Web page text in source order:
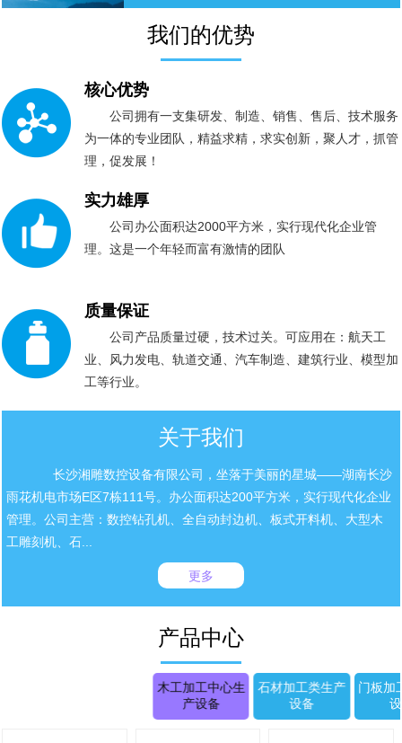
我们的优势
核心优势
公司拥有一支集研发、制造、销售、售后、技术服务
为一体的专业团队，精益求精，求实创新，聚人才，抓管
理，促发展！
实力雄厚
公司办公面积达2000平方米，实行现代化企业管
理。这是一个年轻而富有激情的团队
质量保证
公司产品质量过硬，技术过关。可应用在：航天工
业、风力发电、轨道交通、汽车制造、建筑行业、模型加
工等行业。
关于我们
长沙湘雕数控设备有限公司，坐落于美丽的星城——湖南长沙
雨花机电市场E区7栋111号。办公面积达200平方米，实行现代化企业
管理。公司主营：数控钻孔机、全自动封边机、板式开料机、大型木
工雕刻机、石...
更多
产品中心
木工加工中心生
产设备
石材加工类生产
设备
门板加